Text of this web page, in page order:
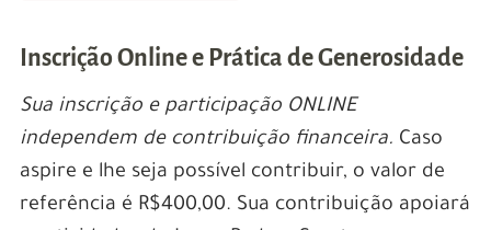
Inscrição Online e Prática de Generosidade
Sua inscrição e participação ONLINE
independem de contribuição financeira. Caso
aspire e lhe seja possível contribuir, o valor de
referência é R$400,00. Sua contribuição apoiará